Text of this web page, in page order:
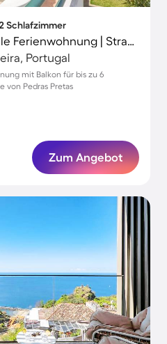
Schlafzimmer
Familienorientierte tolle Ferienwohnung | Strand in der Nähe | Perfekt für die Arbeit von Zuhause
Portugal
mit Balkon für bis zu 6
von Pedras Pretas
Zum Angebot